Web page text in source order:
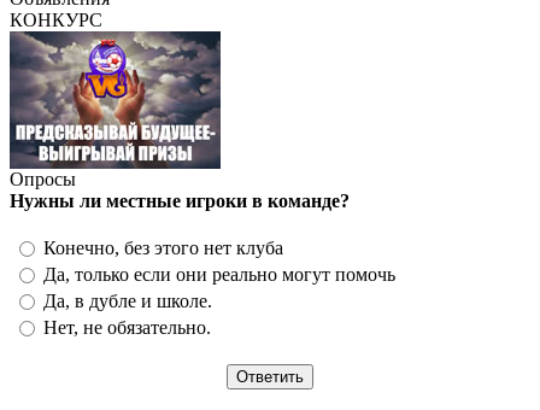
КОНКУРС
Опросы
Нужны ли местные игроки в команде?
Конечно, без этого нет клуба
Да, только если они реально могут помочь
Да, в дубле и школе.
Нет, не обязательно.